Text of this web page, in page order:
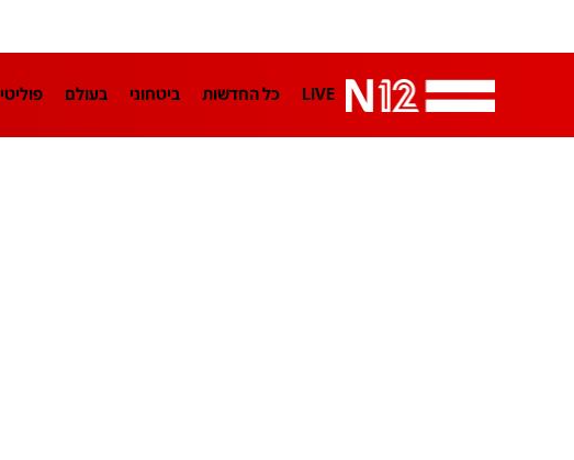
LIVE כל החדשות ביטחוני בעולם פוליטי